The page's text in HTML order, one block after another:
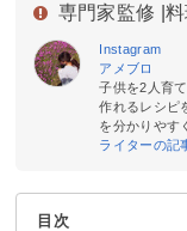
専門家監修 |
Instagram
アメブロ
子供を2人育
作れるレシピ
を分かりやす
ライターの記
目次